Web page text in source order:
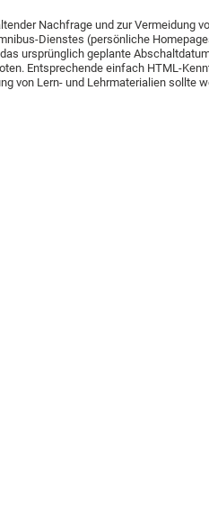
Nachfrage und zur Vermeidung
Dienstes (persönliche
ursprünglich geplante
Entsprechende einfach HTML-
von Lern- und Lehrmaterialien sollte